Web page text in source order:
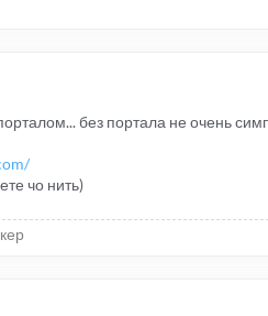
без портала не очень
чо нить)